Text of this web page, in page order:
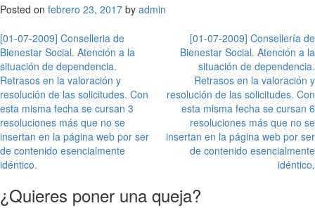
Posted on febrero 23, 2017 by admin
Navegación
de
entradas
[01-07-2009] Conselleria de
Bienestar Social. Atención a la
situación de dependencia.
Retrasos en la valoración y
resolución de las solicitudes. Con
esta misma fecha se cursan 3
resoluciones más que no se
insertan en la página web por ser
de contenido esencialmente
idéntico.
[01-07-2009] Consellería de
Bienestar Social. Atención a la
situación de dependencia.
Retrasos en la valoración y
resolución de las solicitudes. Con
esta misma fecha se cursan 6
resoluciones más que no se
insertan en la página web por ser
de contenido esencialmente
idéntico.
¿Quieres poner una queja?